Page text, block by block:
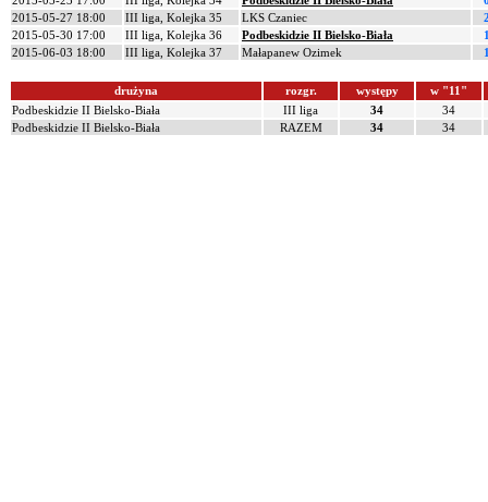
2015-05-27 18:00
III liga, Kolejka 35 LKS Czaniec
2015-05-30 17:00
III liga, Kolejka 36 Podbeskidzie II Bielsko-Biała
2015-06-03 18:00
III liga, Kolejka 37 Małapanew Ozimek
drużyna rozgr. występy
w "11"
Podbeskidzie II Bielsko-Biała
III liga 34
34
Podbeskidzie II Bielsko-Biała
RAZEM 34 34